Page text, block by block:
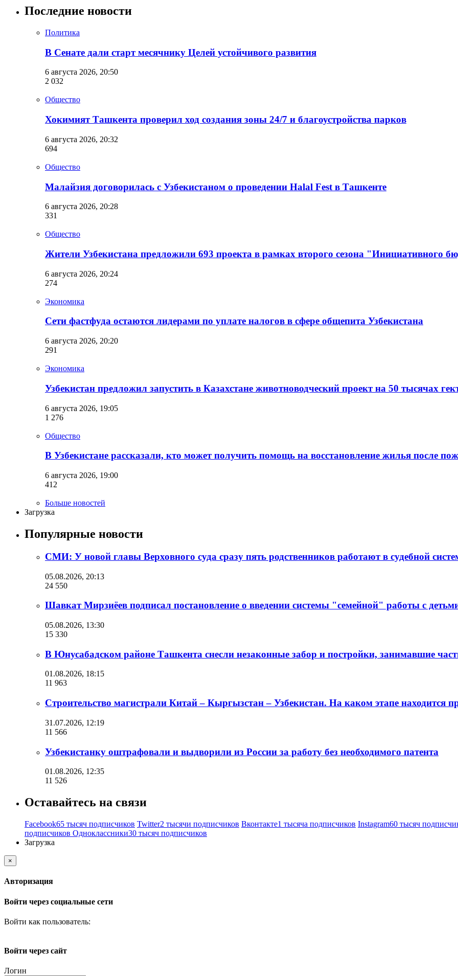
Последние новости
Политика
В Сенате дали старт месячнику Целей устойчивого развития
6 августа 2026, 20:50
2 032
Общество
Хокимият Ташкента проверил ход создания зоны 24/7 и благоустройства парков
6 августа 2026, 20:32
694
Общество
Малайзия договорилась с Узбекистаном о проведении Halal Fest в Ташкенте
6 августа 2026, 20:28
331
Общество
Жители Узбекистана предложили 693 проекта в рамках второго сезона "Инициативного
6 августа 2026, 20:24
274
Экономика
Сети фастфуда остаются лидерами по уплате налогов в сфере общепита Узбекистана
6 августа 2026, 20:20
291
Экономика
Узбекистан предложил запустить в Казахстане животноводческий проект на 50 тысячах
6 августа 2026, 19:05
1 276
Общество
В Узбекистане рассказали, кто может получить помощь на восстановление жилья после
6 августа 2026, 19:00
412
Больше новостей
Загрузка
Популярные новости
СМИ: У новой главы Верховного суда сразу пять родственников работают в судебной
05.08.2026, 20:13
24 550
Шавкат Мирзиёев подписал постановление о введении системы "семейной" работы с
05.08.2026, 13:30
15 330
В Юнусабадском районе Ташкента снесли незаконные забор и постройки, занимавшие
01.08.2026, 18:15
11 963
Строительство магистрали Китай – Кыргызстан – Узбекистан. На каком этапе находится
31.07.2026, 12:19
11 566
Узбекистанку оштрафовали и выдворили из России за работу без необходимого патента
01.08.2026, 12:35
11 526
Оставайтесь на связи
Facebook65 тысяч подписчиков Twitter2 тысячи подписчиков Вконтакте1 тысяча подписчиков Instagram60 тысяч
подписчиков Одноклассники30 тысяч подписчиков
Загрузка
×
Авторизация
Войти через социальные сети
Войти как пользователь:
Войти через сайт
Логин